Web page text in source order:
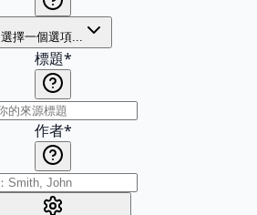
選擇一個選項...
標題*
作者*